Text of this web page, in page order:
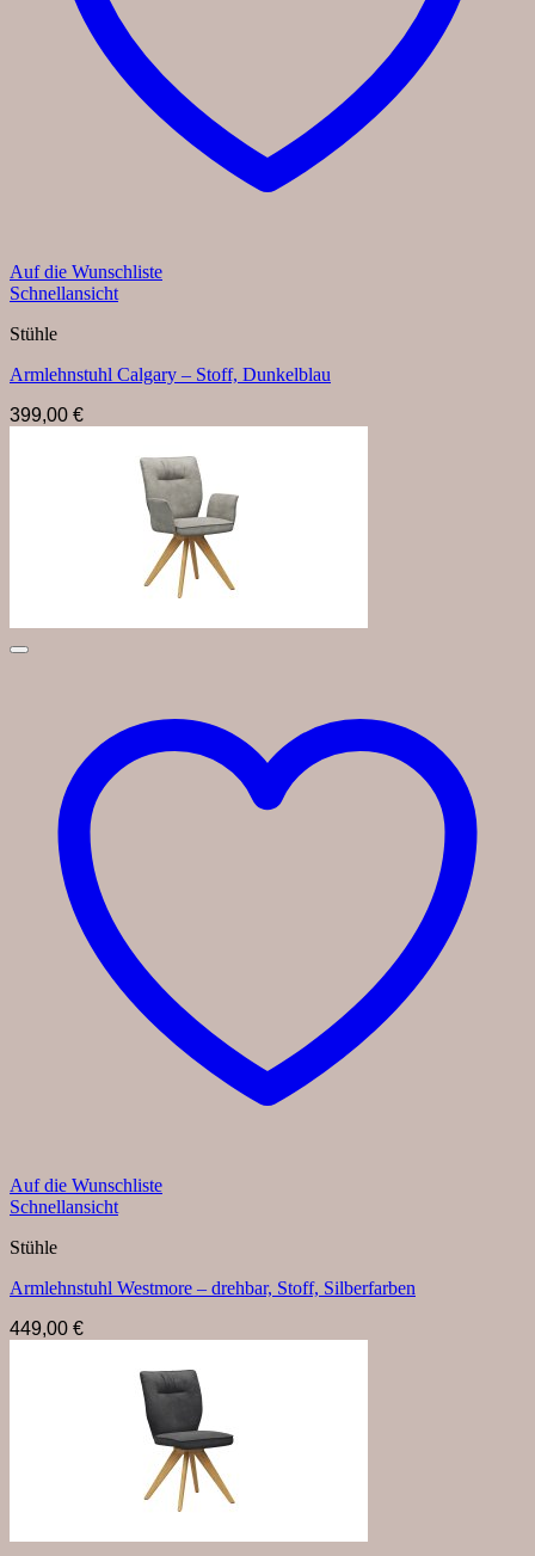
Auf die Wunschliste
Schnellansicht
Stühle
Armlehnstuhl Calgary – Stoff, Dunkelblau
399,00 €
Auf die Wunschliste
Schnellansicht
Stühle
Armlehnstuhl Westmore – drehbar, Stoff, Silberfarben
449,00 €